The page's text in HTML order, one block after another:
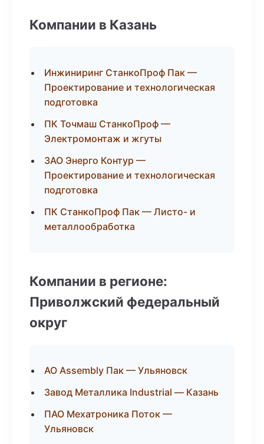
Компании в Казань
Инжиниринг СтанкоПроф Пак —
Проектирование и технологическая
подготовка
ПК Точмаш СтанкоПроф —
Электромонтаж и жгуты
ЗАО Энерго Контур —
Проектирование и технологическая
подготовка
ПК СтанкоПроф Пак — Листо- и
металлообработка
Компании в регионе:
Приволжский федеральный
округ
АО Assembly Пак — Ульяновск
Завод Металлика Industrial — Казань
ПАО Мехатроника Поток —
Ульяновск